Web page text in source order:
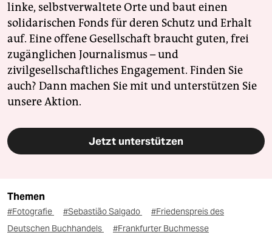
linke, selbstverwaltete Orte und baut einen
solidarischen Fonds für deren Schutz und Erhalt
auf. Eine offene Gesellschaft braucht guten, frei
zugänglichen Journalismus – und
zivilgesellschaftliches Engagement. Finden Sie
auch? Dann machen Sie mit und unterstützen Sie
unsere Aktion.
Jetzt unterstützen
Themen
#Fotografie #Sebastião Salgado
#Friedenspreis des
Deutschen Buchhandels
#Frankfurter Buchmesse